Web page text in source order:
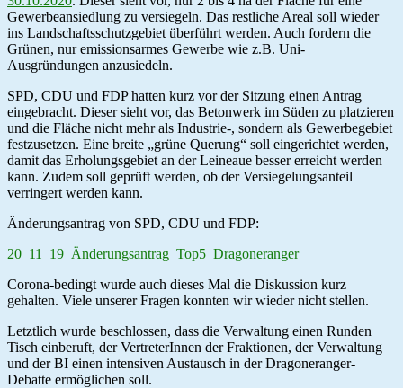
Gewerbeansiedlung zu versiegeln. Das restliche Areal soll wieder
ins Landschaftsschutzgebiet überführt werden. Auch fordern die
Grünen, nur emissionsarmes Gewerbe wie z.B. Uni-
Ausgründungen anzusiedeln.
SPD, CDU und FDP hatten kurz vor der Sitzung einen Antrag
eingebracht. Dieser sieht vor, das Betonwerk im Süden zu platzieren
und die Fläche nicht mehr als Industrie-, sondern als Gewerbegebiet
festzusetzen. Eine breite „grüne Querung“ soll eingerichtet werden,
damit das Erholungsgebiet an der Leineaue besser erreicht werden
kann. Zudem soll geprüft werden, ob der Versiegelungsanteil
verringert werden kann.
Änderungsantrag von SPD, CDU und FDP:
20_11_19_Änderungsantrag_Top5_Dragoneranger
Corona-bedingt wurde auch dieses Mal die Diskussion kurz
gehalten. Viele unserer Fragen konnten wir wieder nicht stellen.
Letztlich wurde beschlossen, dass die Verwaltung einen Runden
Tisch einberuft, der VertreterInnen der Fraktionen, der Verwaltung
und der BI einen intensiven Austausch in der Dragoneranger-
Debatte ermöglichen soll.